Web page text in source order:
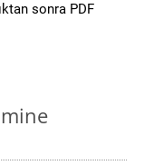
sonra PDF